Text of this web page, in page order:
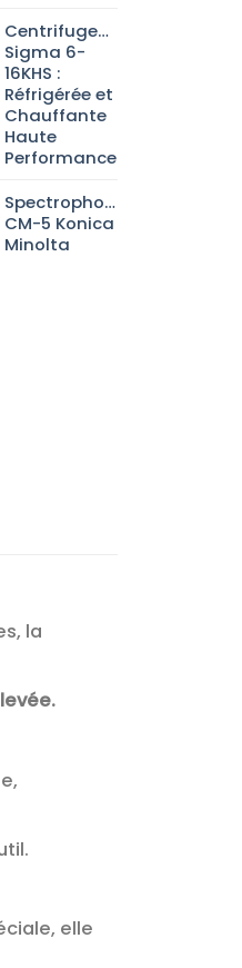
Centrifugeuse
Sigma 6-
16KHS :
Réfrigérée et
Chauffante
Haute
Performance
Spectrophotomètre
CM-5 Konica
Minolta
la
elle